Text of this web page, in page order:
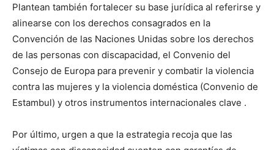
Plantean también fortalecer su base jurídica al referirse y
alinearse con los derechos consagrados en la
Convención de las Naciones Unidas sobre los derechos
de las personas con discapacidad, el Convenio del
Consejo de Europa para prevenir y combatir la violencia
contra las mujeres y la violencia doméstica (Convenio de
Estambul) y otros instrumentos internacionales clave .
Por último, urgen a que la estrategia recoja que las